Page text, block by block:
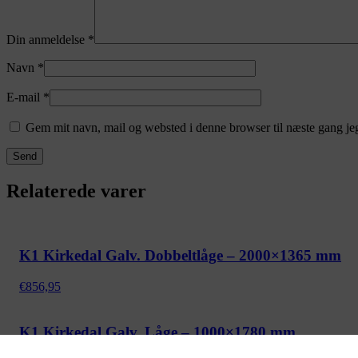
Din anmeldelse *
Navn *
E-mail *
Gem mit navn, mail og websted i denne browser til næste gang
Relaterede varer
K1 Kirkedal Galv. Dobbeltlåge – 2000×1365 mm
€856,95
K1 Kirkedal Galv. Låge – 1000×1780 mm